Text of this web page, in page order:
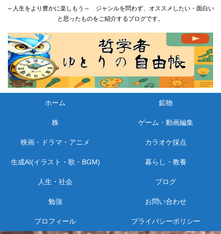
～人生をより豊かに楽しもう～ ジャンルを問わず、オススメしたい・面白い
と思ったものをご紹介するブログです。
ホーム 鉱物
株 ゲーム・動画編集
映画・ドラマ・アニメ カラオケ採点
生成AI(イラスト・歌・BGM) 暮らし・教養
人生・社会 ブログ
勉強 お問い合わせ
プロフィール プライバシーポリシー